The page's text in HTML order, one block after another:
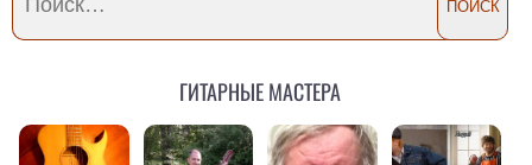
Гитарные мастера